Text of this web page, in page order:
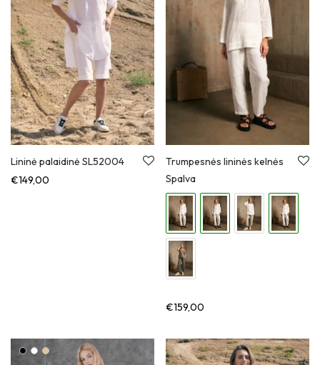
Lininė palaidinė SL52004
€149,00
Trumpesnės lininės kelnės
Spalva
€159,00